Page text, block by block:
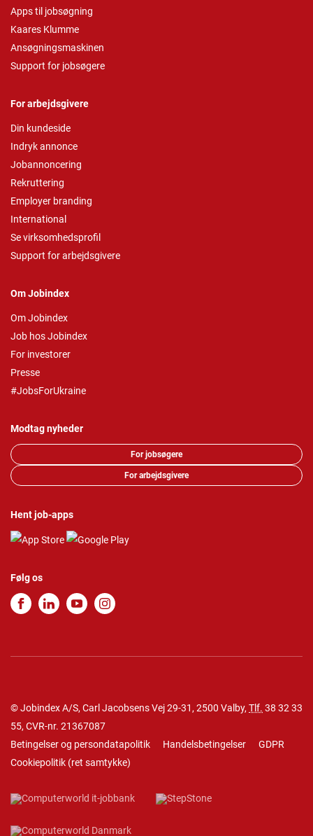
Apps til jobsøgning
Kaares Klumme
Ansøgningsmaskinen
Support for jobsøgere
For arbejdsgivere
Din kundeside
Indryk annonce
Jobannoncering
Rekruttering
Employer branding
International
Se virksomhedsprofil
Support for arbejdsgivere
Om Jobindex
Om Jobindex
Job hos Jobindex
For investorer
Presse
#JobsForUkraine
Modtag nyheder
For jobsøgere
For arbejdsgivere
Hent job-apps
Følg os
© Jobindex A/S, Carl Jacobsens Vej 29-31, 2500 Valby, Tlf. 38 32 33
55, CVR-nr. 21367087
Betingelser og persondatapolitik
Handelsbetingelser
GDPR
Cookiepolitik (ret samtykke)